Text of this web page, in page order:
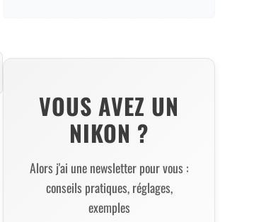
VOUS AVEZ UN
NIKON ?
Alors j'ai une newsletter pour vous :
conseils pratiques, réglages,
exemples